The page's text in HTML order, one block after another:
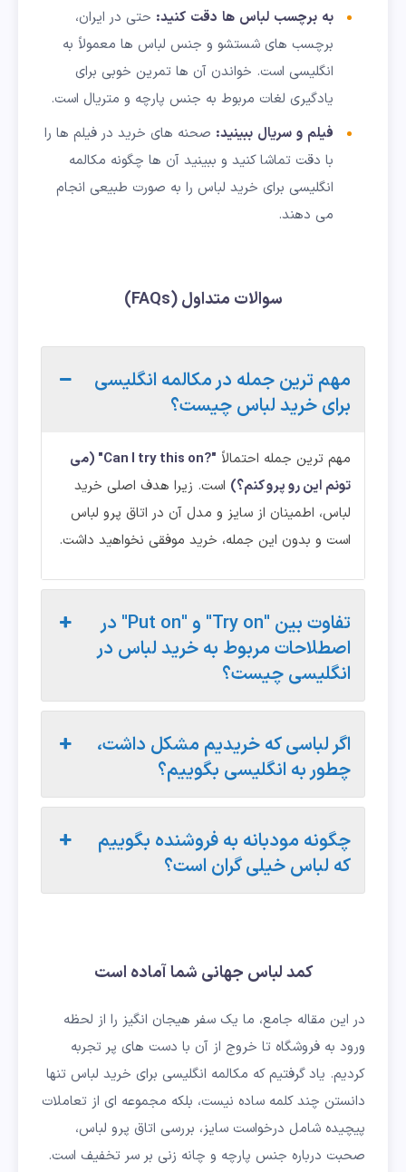
به برچسب لباس ها دقت کنید: حتی در ایران،
برچسب های شستشو و جنس لباس ها معمولاً به
انگلیسی است. خواندن آن ها تمرین خوبی برای
یادگیری لغات مربوط به جنس پارچه و متریال است.
فیلم و سریال ببینید: صحنه های خرید در فیلم ها را
با دقت تماشا کنید و ببینید آن ها چگونه مکالمه
انگلیسی برای خرید لباس را به صورت طبیعی انجام
می دهند.
سوالات متداول (FAQs)
مهم ترین جمله در مکالمه انگلیسی
برای خرید لباس چیست؟
مهم ترین جمله احتمالاً
"?Can I try this on" (می
تونم این رو پرو کنم؟) است. زیرا هدف اصلی خرید
لباس، اطمینان از سایز و مدل آن در اتاق پرو لباس
است و بدون این جمله، خرید موفقی نخواهید داشت.
تفاوت بین "Try on" و "Put on" در
اصطلاحات مربوط به خرید لباس در
انگلیسی چیست؟
اگر لباسی که خریدیم مشکل داشت،
چطور به انگلیسی بگوییم؟
چگونه مودبانه به فروشنده بگوییم
که لباس خیلی گران است؟
کمد لباس جهانی شما آماده است
در این مقاله جامع، ما یک سفر هیجان انگیز را از لحظه
ورود به فروشگاه تا خروج از آن با دست های پر تجربه
کردیم. یاد گرفتیم که مکالمه انگلیسی برای خرید لباس تنها
دانستن چند کلمه ساده نیست، بلکه مجموعه ای از تعاملات
پیچیده شامل درخواست سایز، بررسی اتاق پرو لباس،
صحبت درباره جنس پارچه و چانه زنی بر سر تخفیف است.